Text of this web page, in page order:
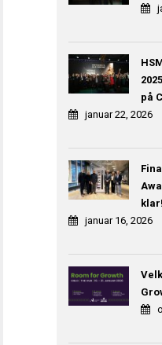
på
januar 22, 2026
klar!
januar 16, 2026